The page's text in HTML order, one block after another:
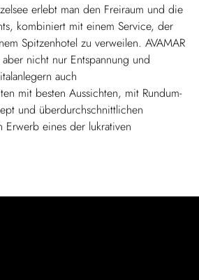
erlebt man den Freiraum und die
kombiniert mit einem Service, der
Spitzenhotel zu verweilen. AVAMAR
nicht nur Entspannung und
auch
mit besten Aussichten, mit Rundum-
und überdurchschnittlichen
Erwerb eines der lukrativen